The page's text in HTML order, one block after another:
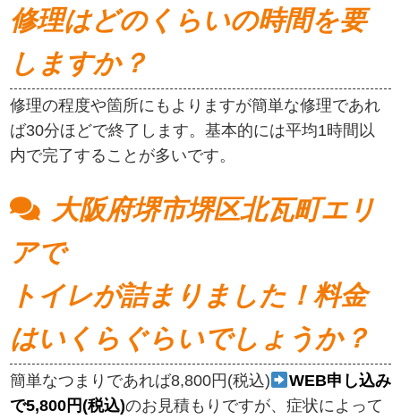
修理はどのくらいの時間を要
しますか？
修理の程度や箇所にもよりますが簡単な修理であれ
ば30分ほどで終了します。基本的には平均1時間以
内で完了することが多いです。
大阪府堺市堺区北瓦町エリ
アで
トイレが詰まりました！料金
はいくらぐらいでしょうか？
簡単なつまりであれば8,800円(税込)
WEB申し込み
で5,800円(税込)のお見積もりですが、症状によって